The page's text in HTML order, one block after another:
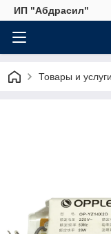
ИП "Абдрасил"
Товары и услуги